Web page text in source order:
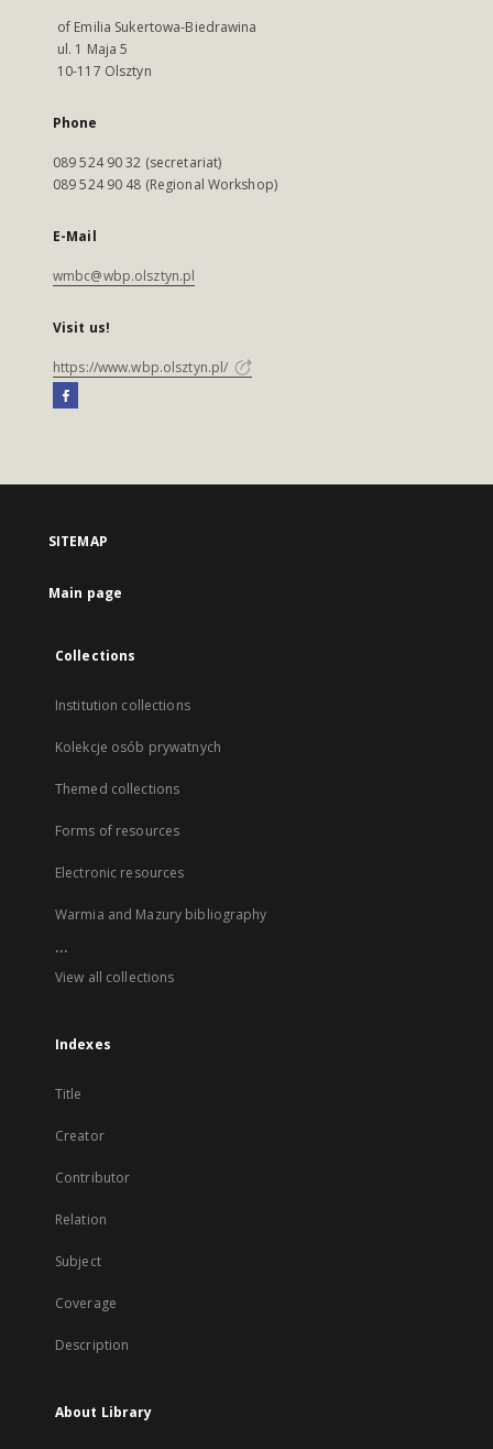
of Emilia Sukertowa-Biedrawina
ul. 1 Maja 5
10-117 Olsztyn
Phone
089 524 90 32 (secretariat)
089 524 90 48 (Regional Workshop)
E-Mail
wmbc@wbp.olsztyn.pl
Visit us!
https://www.wbp.olsztyn.pl/
SITEMAP
Main page
Collections
Institution collections
Kolekcje osób prywatnych
Themed collections
Forms of resources
Electronic resources
Warmia and Mazury bibliography
...
View all collections
Indexes
Title
Creator
Contributor
Relation
Subject
Coverage
Description
About Library